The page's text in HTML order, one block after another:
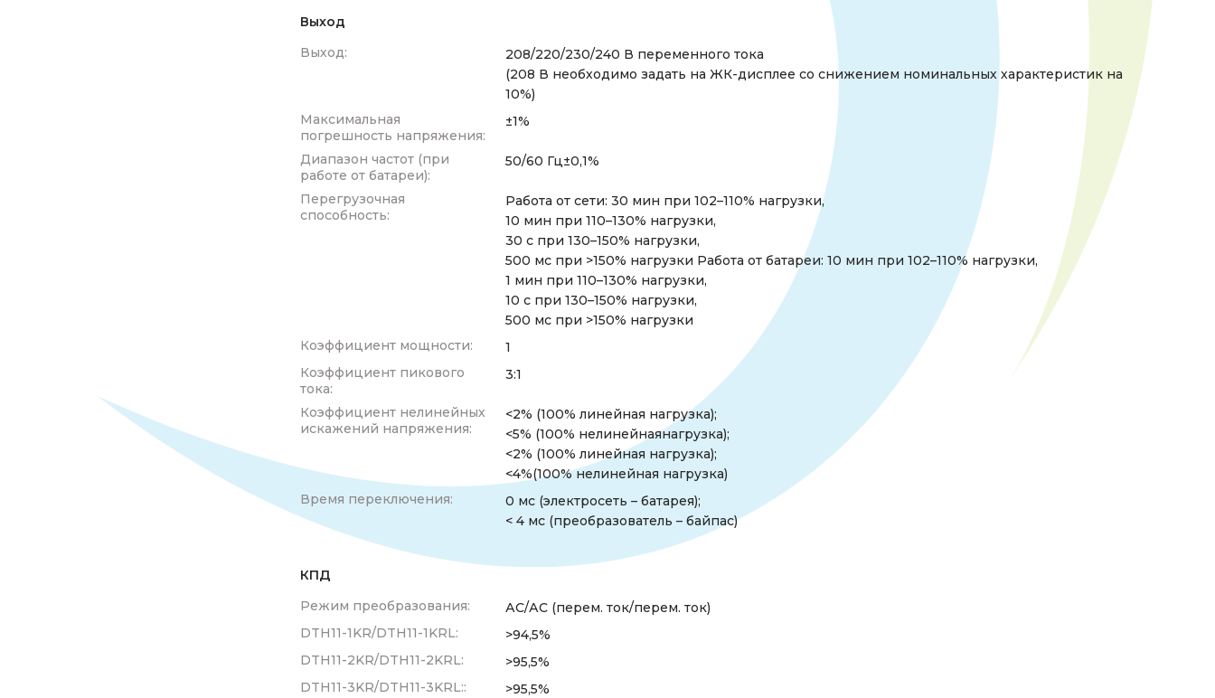
Выход
Выход:
208/220/230/240 В переменного тока
(208 В необходимо задать на ЖК-дисплее со снижением номинальных характеристик на
10%)
Максимальная
погрешность напряжения:
±1%
Диапазон частот (при
работе от батареи):
50/60 Гц±0,1%
Перегрузочная
способность:
Работа от сети: 30 мин при 102–110% нагрузки,
10 мин при 110–130% нагрузки,
30 с при 130–150% нагрузки,
500 мс при >150% нагрузки Работа от батареи: 10 мин при 102–110% нагрузки,
1 мин при 110–130% нагрузки,
10 с при 130–150% нагрузки,
500 мс при >150% нагрузки
Коэффициент мощности:
1
Коэффициент пикового
тока:
3:1
Коэффициент нелинейных
искажений напряжения:
<2% (100% линейная нагрузка);
<5% (100% нелинейнаянагрузка);
<2% (100% линейная нагрузка);
<4%(100% нелинейная нагрузка)
Время переключения:
0 мс (электросеть – батарея);
< 4 мс (преобразователь – байпас)
КПД
Режим преобразования:
АС/АС (перем. ток/перем. ток)
DTH11-1KR/DTH11-1KRL:
>94,5%
DTH11-2KR/DTH11-2KRL:
>95,5%
DTH11-3KR/DTH11-3KRL::
>95,5%